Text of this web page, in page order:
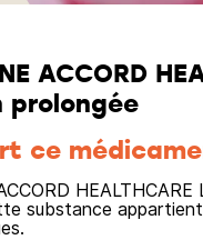
ACCORD
ce
substance